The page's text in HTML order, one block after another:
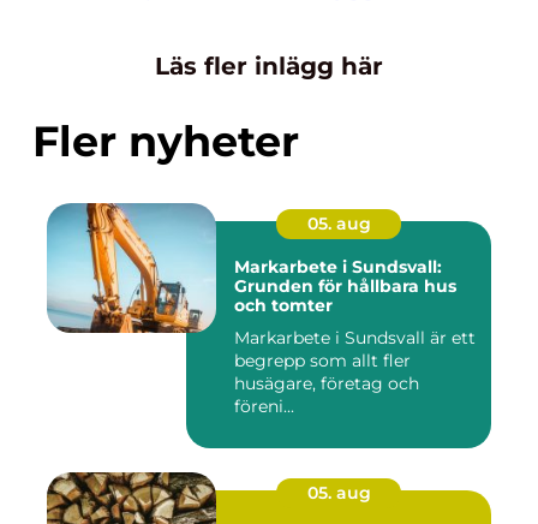
Läs fler inlägg här
Fler nyheter
05. aug
Markarbete i Sundsvall:
Grunden för hållbara hus
och tomter
Markarbete i Sundsvall är ett
begrepp som allt fler
husägare, företag och
föreni...
05. aug